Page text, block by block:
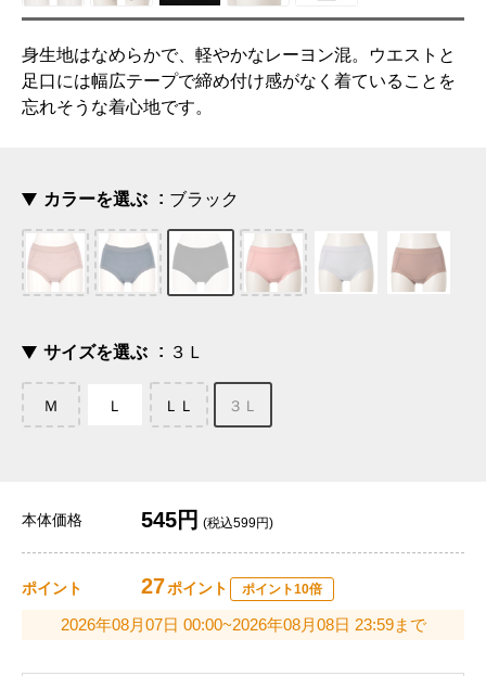
身生地はなめらかで、軽やかなレーヨン混。ウエストと
足口には幅広テープで締め付け感がなく着ていることを
忘れそうな着心地です。
カラーを選ぶ ブラック
サイズを選ぶ ３Ｌ
Ｍ Ｌ ＬＬ ３Ｌ
本体価格 545円 (税込599円)
ポイント 27ポイント ポイント10倍
2026年08月07日 00:00~2026年08月08日 23:59まで